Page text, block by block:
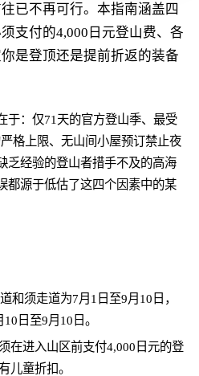
已不再可行。本指南涵盖四
支付的4,000日元登山费、各
是登顶还是提前折返的装备
于：仅71天的官方登山季、最受
格上限、无山间小屋预订禁止夜
乏经验的登山者措手不及的高海
都源于低估了这四个因素中的某
和须走道为7月1日至9月10日，
日至9月10日。
在进入山区前支付4,000日元的登
儿童折扣。